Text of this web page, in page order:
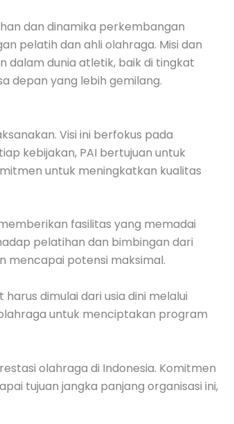
dan dinamika perkembangan
pelatih dan ahli olahraga. Misi dan
dalam dunia atletik, baik di tingkat
depan yang lebih gemilang.
Visi ini berfokus pada
kebijakan, PAI bertujuan untuk
untuk meningkatkan kualitas
fasilitas yang memadai
pelatihan dan bimbingan dari
mencapai potensi maksimal.
dimulai dari usia dini melalui
untuk menciptakan program
olahraga di Indonesia. Komitmen
tujuan jangka panjang organisasi ini,